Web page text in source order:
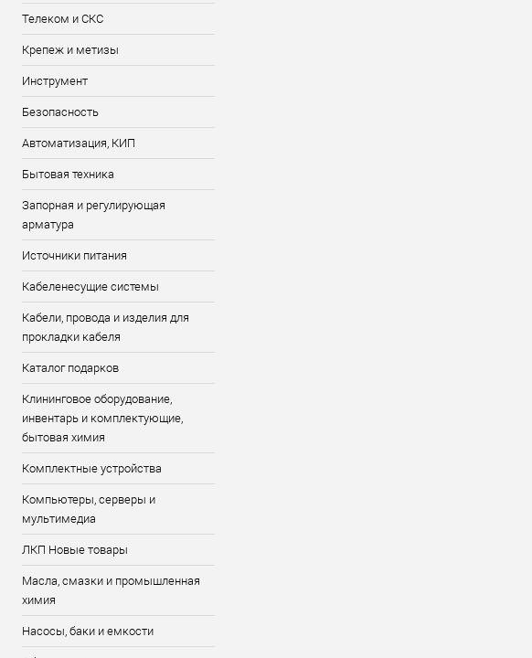
Телеком и СКС
Крепеж и метизы
Инструмент
Безопасность
Автоматизация, КИП
Бытовая техника
Запорная и регулирующая
арматура
Источники питания
Кабеленесущие системы
Кабели, провода и изделия для
прокладки кабеля
Каталог подарков
Клининговое оборудование,
инвентарь и комплектующие,
бытовая химия
Комплектные устройства
Компьютеры, серверы и
мультимедиа
ЛКП Новые товары
Масла, смазки и промышленная
химия
Насосы, баки и емкости